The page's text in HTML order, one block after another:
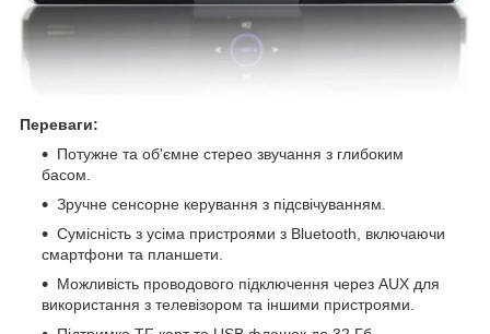
Переваги:
Потужне та об'ємне стерео звучання з глибоким
басом.
Зручне сенсорне керування з підсвічуванням.
Сумісність з усіма пристроями з Bluetooth, включаючи
смартфони та планшети.
Можливість проводового підключення через AUX для
використання з телевізором та іншими пристроями.